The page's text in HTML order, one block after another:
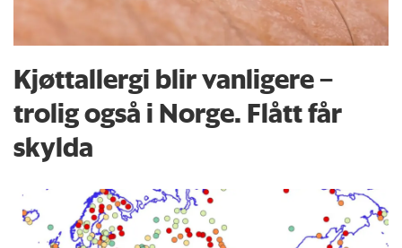
Kjøttallergi blir vanligere –
trolig også i Norge. Flått får
skylda